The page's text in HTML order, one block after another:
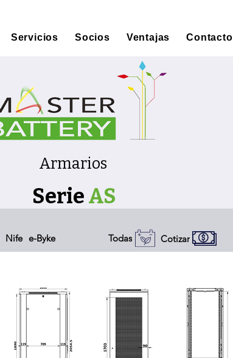
Servicios Socios Ventajas Contacto
Armarios
SerieAS
Nife e-Byke Todas Cotizar